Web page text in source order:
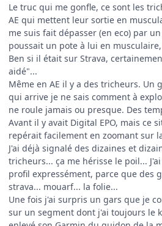
Le truc qui me gonfle, ce sont les
AE qui mettent leur sortie en
me suis fait dépasser (en eco) par
poussait un pote à lui en
Ben si il était sur Strava,
aidé"...
Même en AE il y a des tricheurs. Un
qui arrive je ne sais comment à
ne roule jamais ou presque. Des
Avant il y avait Digital EPO, mais ce
repérait facilement en zoomant sur
J'ai déjà signalé des dizaines et
tricheurs... ça me hérisse le poil...
profil expressément, parce que des
strava... mouarf... la folie...
Une fois j'ai surpris un gars que je
sur un segment dont j'ai toujours le